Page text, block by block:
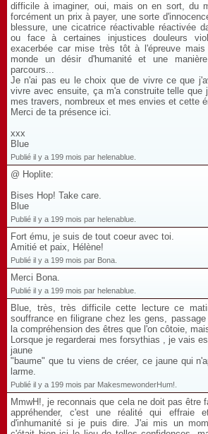
difficile à imaginer, oui, mais on en sort, du
forcément un prix à payer, une sorte
blessure, une cicatrice réactivable réactivée
ou face à certaines injustices douleurs
exacerbée car mise très tôt à l'épreuve
monde un désir d'humanité et une
parcours...
Je n'ai pas eu le choix que de vivre ce que
vivre avec ensuite, ça m'a construite telle que
mes travers, nombreux et mes envies et cette
Merci de ta présence ici.
xxx
Blue
Publié il y a 199 mois par helenablue.
@ Hoplite:
Bises Hop! Take care.
Blue
Publié il y a 199 mois par helenablue.
Fort ému, je suis de tout coeur avec toi.
Amitié et paix, Hélène!
Publié il y a 199 mois par Bona.
Merci Bona.
Publié il y a 199 mois par helenablue.
Blue, très, très difficile cette lecture ce
souffrance en filigrane chez les gens,
la compréhension des êtres que l'on côtoie,
Lorsque je regarderai mes forsythias , je vais
jaune
"baume" que tu viens de créer, ce jaune qui
larme.
Publié il y a 199 mois par MakesmewonderHum!.
MmwH!, je reconnais que cela ne doit pas être
appréhender, c'est une réalité qui effraie
d'inhumanité si je puis dire. J'ai mis un